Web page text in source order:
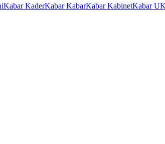
Kabar KaderKabar KabarKabar KabinetKabar